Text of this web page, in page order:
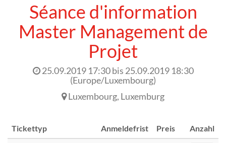
Séance d'information
Master Management de
Projet
25.09.2019 17:30bis 25.09.2019 18:30
(Europe/Luxembourg)
Luxembourg, Luxemburg
Tickettyp Anmeldefrist Preis Anzahl